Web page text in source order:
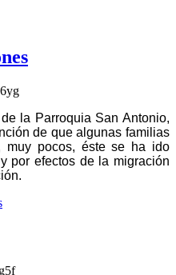
la Parroquia San Antonio,
de que algunas familias
muy pocos, éste se ha ido
por efectos de la migración